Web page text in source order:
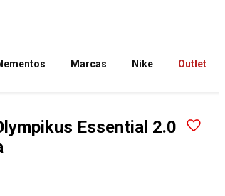
Marcas Nike Outlet
Essential 2.0